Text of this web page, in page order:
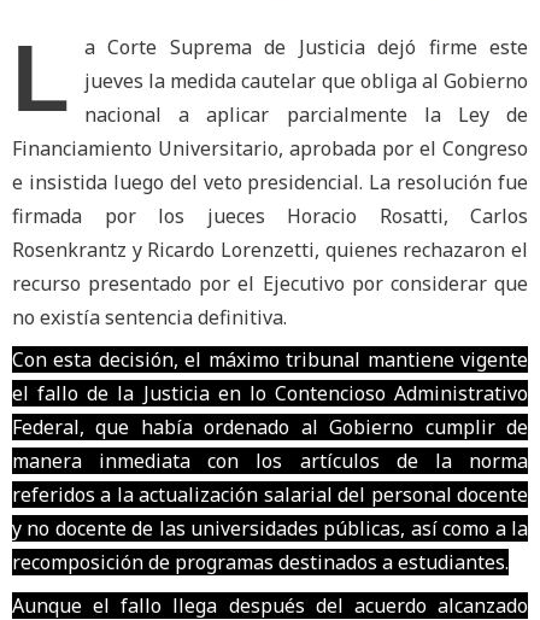
L
a Corte Suprema de Justicia dejó firme este
jueves la medida cautelar que obliga al Gobierno
nacional a aplicar parcialmente la Ley de
Financiamiento Universitario, aprobada por el Congreso
e insistida luego del veto presidencial. La resolución fue
firmada por los jueces Horacio Rosatti, Carlos
Rosenkrantz y Ricardo Lorenzetti, quienes rechazaron el
recurso presentado por el Ejecutivo por considerar que
no existía sentencia definitiva.
Con esta decisión, el máximo tribunal mantiene vigente
el fallo de la Justicia en lo Contencioso Administrativo
Federal, que había ordenado al Gobierno cumplir de
manera inmediata con los artículos de la norma
referidos a la actualización salarial del personal docente
y no docente de las universidades públicas, así como a la
recomposición de programas destinados a estudiantes.
Aunque el fallo llega después del acuerdo alcanzado